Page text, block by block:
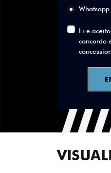
Whatsapp
Li e
concordo